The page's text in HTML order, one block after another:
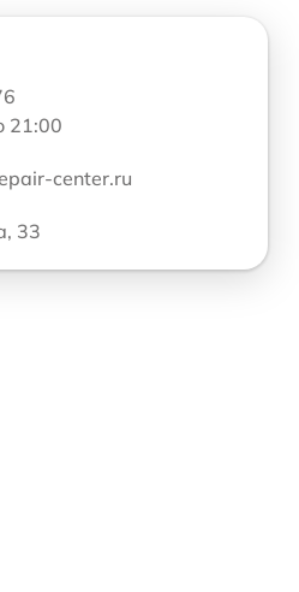
21:00
center.ru
33